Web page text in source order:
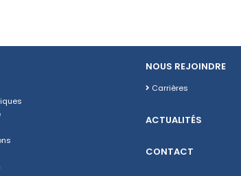
NOUS REJOINDRE
Carrières
ACTUALITÉS
CONTACT